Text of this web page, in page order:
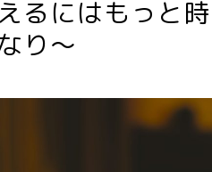
るにはもっと
り〜